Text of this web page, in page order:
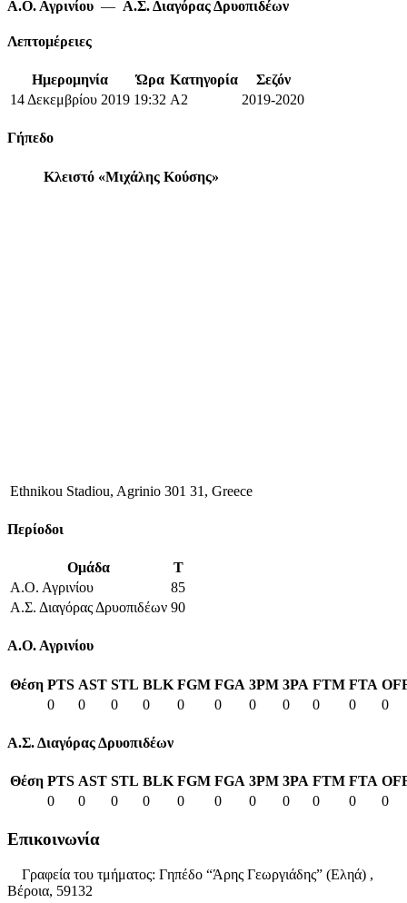
Α.Ο. Αγρινίου — Α.Σ. Διαγόρας Δρυοπιδέων
Λεπτομέρειες
Ημερομηνία Ώρα Κατηγορία
Σεζόν
14 Δεκεμβρίου 2019 19:32 A2 2019-2020
Γήπεδο
Κλειστό «Μιχάλης Κούσης»
Ethnikou Stadiou, Agrinio 301 31, Greece
Περίοδοι
Ομάδα
T
Α.Ο. Αγρινίου
85
Α.Σ. Διαγόρας Δρυοπιδέων 90
Α.Ο. Αγρινίου
Θέση PTS AST STL BLK FGM FGA 3PM 3PA FTM FTA
0
0 0 0 0 0 0 0 0 0 0
Α.Σ. Διαγόρας Δρυοπιδέων
Θέση PTS AST STL BLK FGM FGA 3PM 3PA FTM FTA
0
0 0 0 0 0 0 0 0 0 0
Επικοινωνία
Γραφεία του τμήματος: Γηπέδο “Άρης Γεωργιάδης” (Εληά) ,
Βέροια, 59132